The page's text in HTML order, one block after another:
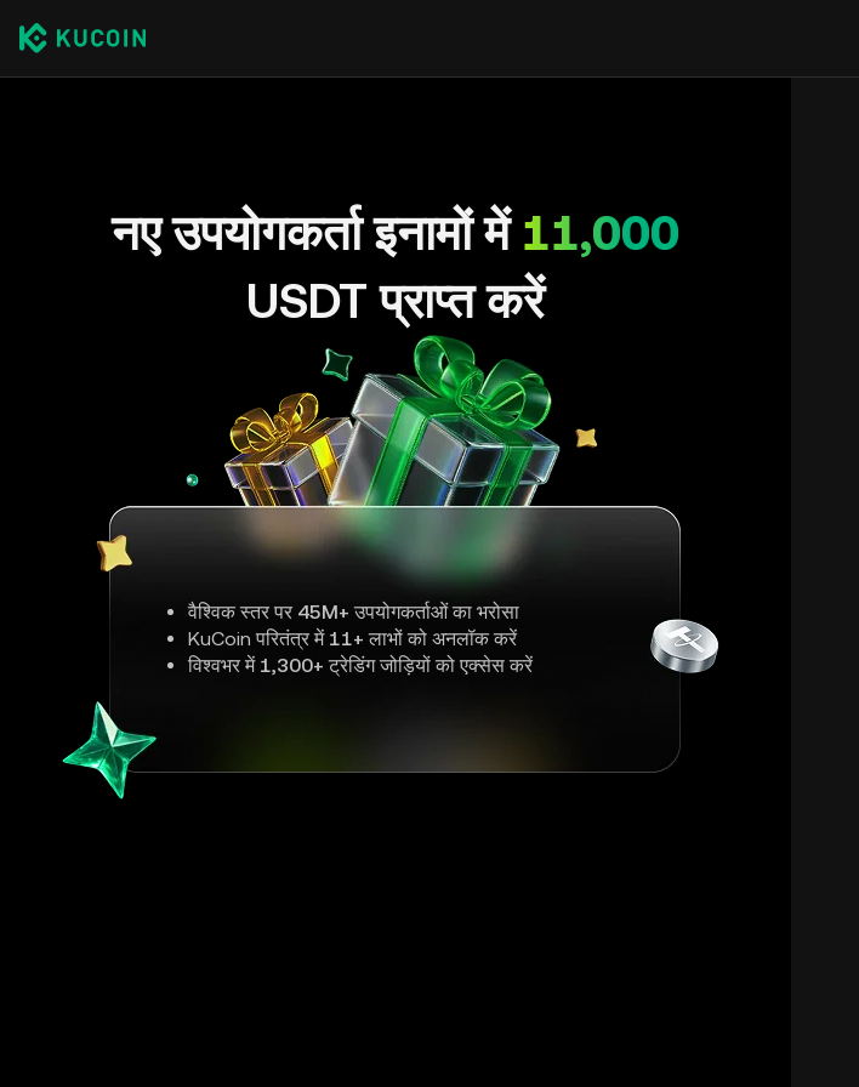
नए उपयोगकर्ता इनामों में 11,000
USDT प्राप्त करें
वैश्विक स्तर पर 45M+ उपयोगकर्ताओं का भरोसा
KuCoin परितंत्र में 11+ लाभों को अनलॉक करें
विश्वभर में 1,300+ ट्रेडिंग जोड़ियों को एक्सेस करें